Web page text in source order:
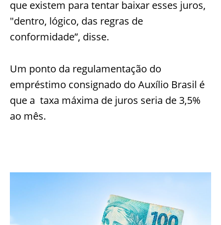
que existem para tentar baixar esses juros,
"dentro, lógico, das regras de
conformidade”, disse.
Um ponto da regulamentação do
empréstimo consignado do Auxílio Brasil é
que a taxa máxima de juros seria de 3,5%
ao mês.